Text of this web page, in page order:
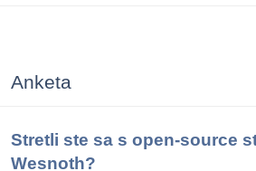
Anketa
Stretli ste sa s open-source
Wesnoth?